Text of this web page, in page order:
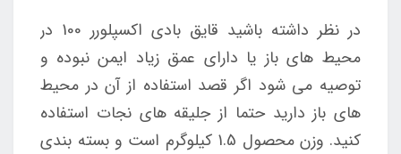
در نظر داشته باشید قایق بادی اکسپلورر 100 در
محیط های باز یا دارای عمق زیاد ایمن نبوده و
توصیه می شود اگر قصد استفاده از آن در محیط
های باز دارید حتما از جلیقه های نجات استفاده
کنید. وزن محصول 1.5 کیلوگرم است و
بسته بندی